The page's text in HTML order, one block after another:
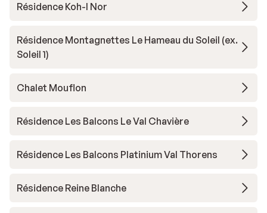
Résidence Koh-I Nor
Résidence Montagnettes Le Hameau du Soleil (ex.
Soleil 1)
Chalet Mouflon
Résidence Les Balcons Le Val Chavière
Résidence Les Balcons Platinium Val Thorens
Résidence Reine Blanche